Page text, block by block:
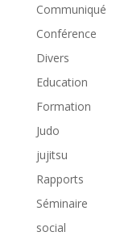
Communiqué
Conférence
Divers
Education
Formation
Judo
jujitsu
Rapports
Séminaire
social